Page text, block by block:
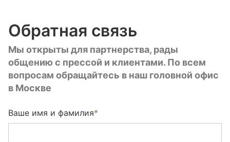
Unfinished look Uni (brushed)
Utah (Wildwood)
Wharton (Wildwood)
Обратная связь
Мы открыты для партнерства, рады
общению с прессой и клиентами. По всем
вопросам обращайтесь в наш головной офис
в Москве
Ваше имя и фамилия*